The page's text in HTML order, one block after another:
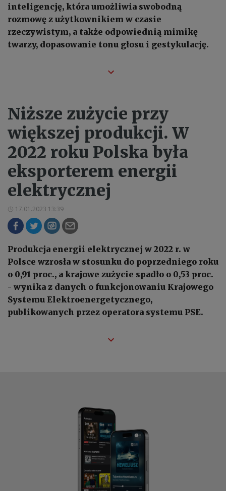
inteligencję, która umożliwia swobodną
rozmowę z użytkownikiem w czasie
rzeczywistym, a także odpowiednią mimikę
twarzy, dopasowanie tonu głosu i gestykulację.
Niższe zużycie przy
większej produkcji. W
2022 roku Polska była
eksporterem energii
elektrycznej
17.01.2023 13:39
Produkcja energii elektrycznej w 2022 r. w
Polsce wzrosła w stosunku do poprzedniego roku
o 0,91 proc., a krajowe zużycie spadło o 0,53 proc.
- wynika z danych o funkcjonowaniu Krajowego
Systemu Elektroenergetycznego,
publikowanych przez operatora systemu PSE.